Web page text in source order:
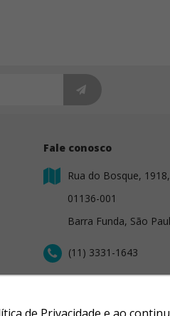
Fale conosco
Rua do Bosque, 1918,
01136-001
Barra Funda, São
(11) 3331-1643